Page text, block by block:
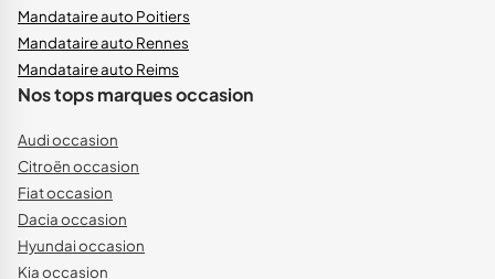
Mandataire auto Poitiers
Mandataire auto Rennes
Mandataire auto Reims
Nos tops marques occasion
Audi occasion
Citroën occasion
Fiat occasion
Dacia occasion
Hyundai occasion
Kia occasion